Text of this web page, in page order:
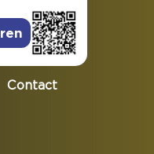
Contact